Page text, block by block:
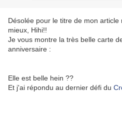
Désolée pour le titre de mon
mieux, Hihi!!
Je vous montre la très belle carte
anniversaire :
Elle est belle hein ??
Et j'ai répondu au dernier défi du